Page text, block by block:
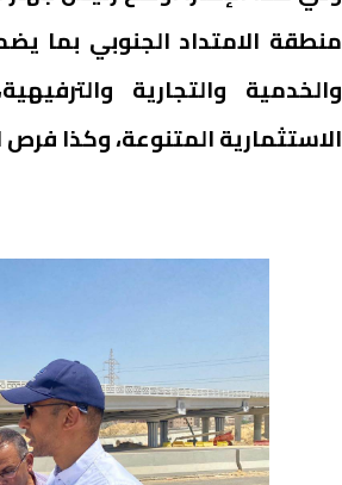
منطقة الامتداد الجنوبي بما
والخدمية والتجارية
الاستثمارية المتنوعة، وكذا